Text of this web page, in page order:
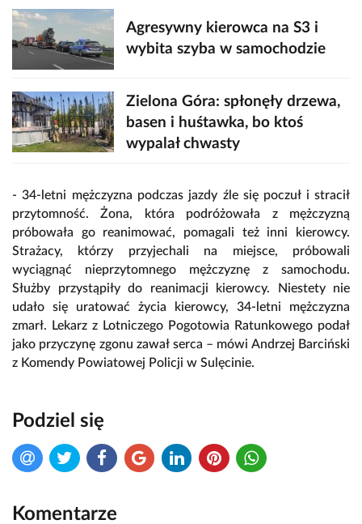
Agresywny kierowca na S3 i
wybita szyba w samochodzie
Zielona Góra: spłonęły drzewa,
basen i huśtawka, bo ktoś
wypalał chwasty
- 34-letni mężczyzna podczas jazdy źle się poczuł i stracił
przytomność. Żona, która podróżowała z mężczyzną
próbowała go reanimować, pomagali też inni kierowcy.
Strażacy, którzy przyjechali na miejsce, próbowali
wyciągnąć nieprzytomnego mężczyznę z samochodu.
Służby przystąpiły do reanimacji kierowcy. Niestety nie
udało się uratować życia kierowcy, 34-letni mężczyzna
zmarł. Lekarz z Lotniczego Pogotowia Ratunkowego podał
jako przyczynę zgonu zawał serca – mówi Andrzej Barciński
z Komendy Powiatowej Policji w Sulęcinie.
Podziel się
Komentarze